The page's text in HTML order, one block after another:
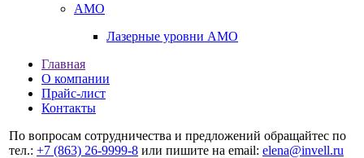
AMO
Лазерные уровни AMO
Главная
О компании
Прайс-лист
Контакты
По вопросам сотрудничества и предложений обращайтес по
тел.: +7 (863) 26‐9999‐8 или пишите на email: elena@invell.ru